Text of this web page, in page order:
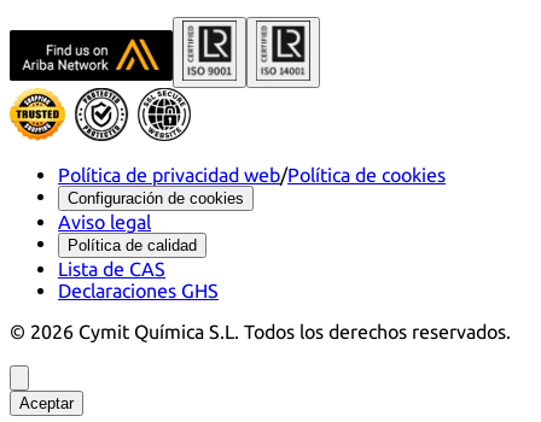
Política de privacidad web/Política de cookies
Configuración de cookies
Aviso legal
Política de calidad
Lista de CAS
Declaraciones GHS
© 2026 Cymit Química S.L. Todos los derechos reservados.
Aceptar